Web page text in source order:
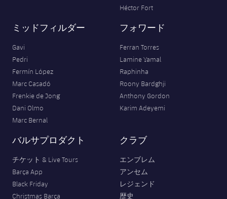
Héctor Fort
ミッドフィルダー
Gavi
Pedri
Fermín López
Marc Casadó
Frenkie de Jong
Dani Olmo
Marc Bernal
フォワード
Ferran Torres
Lamine Yamal
Raphinha
Roony Bardghji
Anthony Gordon
Karim Adeyemi
バルサプロダクト
チケット & Live Tours
Barça App
Black Friday
Christmas Barça
クラブ
エンブレム
アンセム
レジェンド
歴史